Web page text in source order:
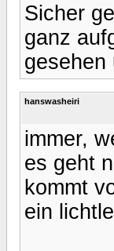
Sicher
ganz
gesehen
hanswasheiri
immer,
es geht
kommt
ein